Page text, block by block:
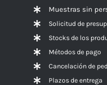
Muestras sin
Solicitud de
Stocks de los
Métodos de pago
Cancelación de
Plazos de entrega